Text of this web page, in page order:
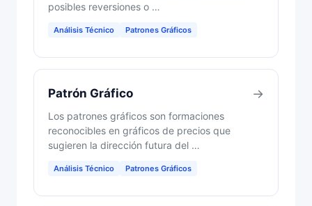
posibles reversiones o …
Análisis Técnico Patrones Gráficos
Patrón Gráfico
Los patrones gráficos son formaciones
reconocibles en gráficos de precios que
sugieren la dirección futura del …
Análisis Técnico Patrones Gráficos
→